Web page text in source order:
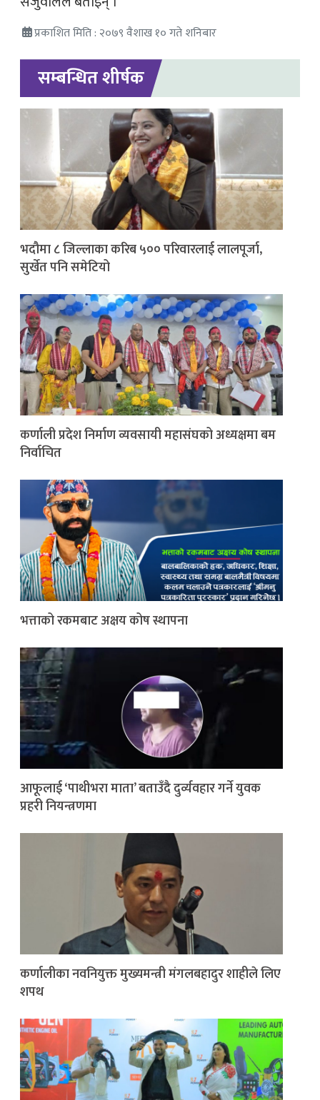
प्रकाशित मिति : २०७९ वैशाख १० गते शनिबार
सम्बन्धित शीर्षक
भदौमा ८ जिल्लाका करिब ५०० परिवारलाई लालपूर्जा,
सुर्खेत पनि समेटियो
कर्णाली प्रदेश निर्माण व्यवसायी महासंघको अध्यक्षमा बम
निर्वाचित
भत्ताको रकमबाट अक्षय कोष स्थापना
आफूलाई ‘पाथीभरा माता’ बताउँदै दुर्व्यवहार गर्ने युवक
प्रहरी नियन्त्रणमा
कर्णालीका नवनियुक्त मुख्यमन्त्री मंगलबहादुर शाहीले लिए
शपथ